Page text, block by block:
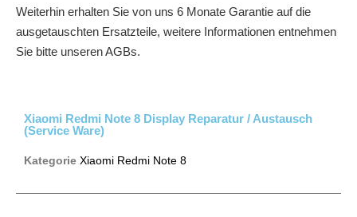
Weiterhin erhalten Sie von uns 6 Monate Garantie auf die
ausgetauschten Ersatzteile, weitere Informationen entnehmen
Sie bitte unseren AGBs.
Xiaomi Redmi Note 8 Display Reparatur / Austausch
(Service Ware)
Kategorie Xiaomi Redmi Note 8